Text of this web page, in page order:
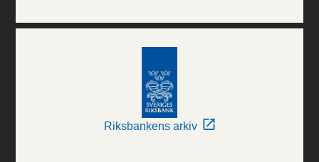
Riksbankens arkiv